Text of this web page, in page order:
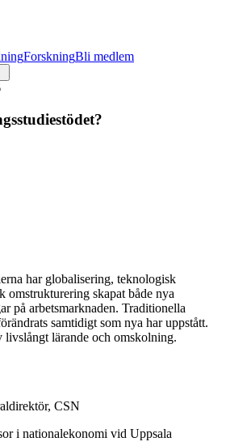
ForskningBli medlem
har globalisering, teknologisk
omstrukturering skapat både nya
på arbetsmarknaden. Traditionella
samtidigt som nya har uppstått.
livslångt lärande och omskolning.
CSN
i nationalekonomi vid Uppsala